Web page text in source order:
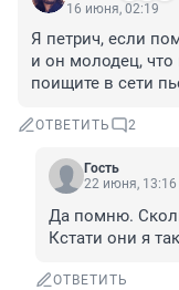
16 июня, 02:19
Я петрич, если
и он молодец, что
поищите в сети
ОТВЕТИТЬ 2
Гость
22 июня, 13:16
Да помню.
Кстати они я
ОТВЕТИТЬ